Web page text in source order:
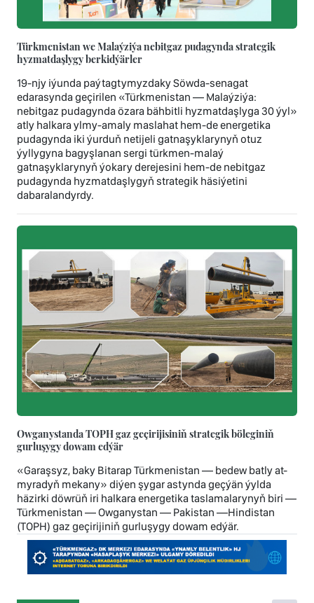
Türkmenistan we Malaýziýa nebitgaz pudagynda strategik
hyzmatdaşlygy berkidýärler
19-njy iýunda paýtagtymyzdaky Söwda-senagat
edarasynda geçirilen «Türkmenistan — Malaýziýa:
nebitgaz pudagynda özara bähbitli hyzmatdaşlyga 30 ýyl»
atly halkara ylmy-amaly maslahat hem-de energetika
pudagynda iki ýurduň netijeli gatnaşyklarynyň otuz
ýyllygyna bagyşlanan sergi türkmen-malaý
gatnaşyklarynyň ýokary derejesini hem-de nebitgaz
pudagynda hyzmatdaşlygyň strategik häsiýetini
dabaralandyrdy.
Owganystanda TOPH gaz geçirijisiniň strategik böleginiň
gurluşygy dowam edýär
«Garaşsyz, baky Bitarap Türkmenistan — bedew batly at-
myradyň mekany» diýen şygar astynda geçýän ýylda
häzirki döwrüň iri halkara energetika taslamalarynyň biri —
Türkmenistan — Owganystan — Pakistan —Hindistan
(TOPH) gaz geçirijiniň gurluşygy dowam edýär.